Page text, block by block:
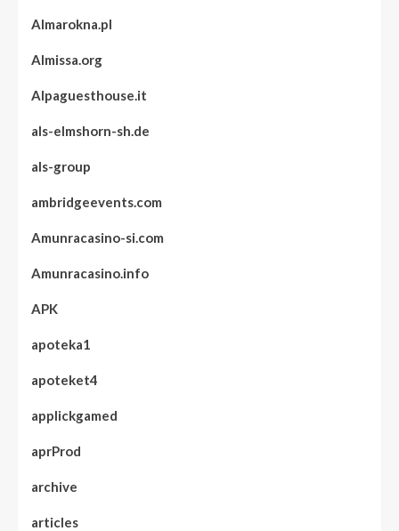
Almarokna.pl
Almissa.org
Alpaguesthouse.it
als-elmshorn-sh.de
als-group
ambridgeevents.com
Amunracasino-si.com
Amunracasino.info
APK
apoteka1
apoteket4
applickgamed
aprProd
archive
articles